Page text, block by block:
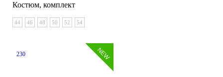
Костюм, комплект
44 46 48 50 52 54
230